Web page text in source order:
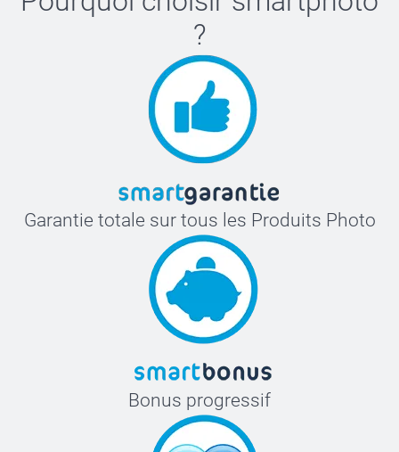
?
Garantie totale sur tous les Produits Photo
Bonus progressif